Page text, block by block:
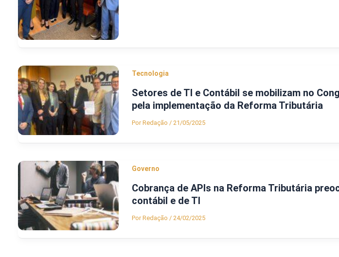
Tecnologia
Setores de TI e Contábil se mobilizam no
pela implementação da Reforma Tributária
PorRedação / 21/05/2025
Governo
Cobrança de APIs na Reforma Tributária
contábil e de TI
PorRedação / 24/02/2025